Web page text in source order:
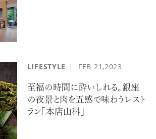
LIFESTYLE FEB 21,2023
至福の時間に酔いしれる。銀座
の夜景と肉を五感で味わうレスト
ラン「本店山科」